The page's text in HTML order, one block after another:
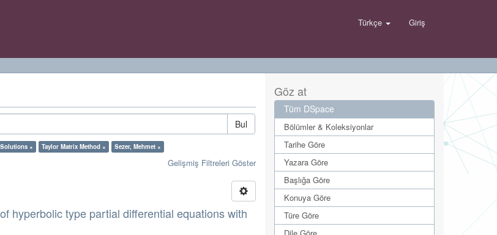
Türkçe Giriş
Bul
× Taylor Matrix Method × Sezer, Mehmet ×
Gelişmiş Filtreleri Göster
hyperbolic type partial differential equations with
Göz at
Tüm DSpace
Bölümler & Koleksiyonlar
Tarihe Göre
Yazara Göre
Başlığa Göre
Konuya Göre
Türe Göre